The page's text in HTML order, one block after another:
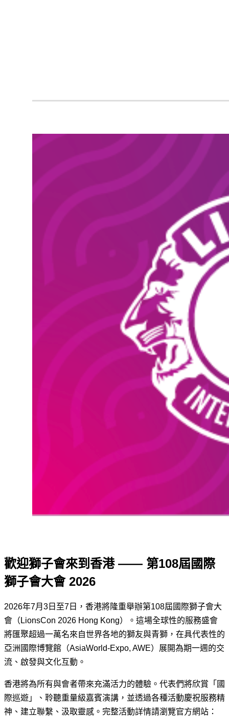
歡迎獅子會來到香港 —— 第108屆國際
獅子會大會 2026
2026年7月3日至7日，香港將隆重舉辦第108屆國際獅子會大
會（LionsCon 2026 Hong Kong）。這場全球性的服務盛會
將匯聚超過一萬名來自世界各地的獅友與青獅，在具代表性的
亞洲國際博覽館（AsiaWorld-Expo, AWE）展開為期一週的交
流、啟發與文化互動。
香港將為所有與會者帶來充滿活力的體驗。代表們將欣賞「國
際巡遊」、聆聽重量級嘉賓演講，並透過各種活動慶祝服務精
神、建立聯繫、汲取靈感。完整活動詳情請瀏覽官方網站：